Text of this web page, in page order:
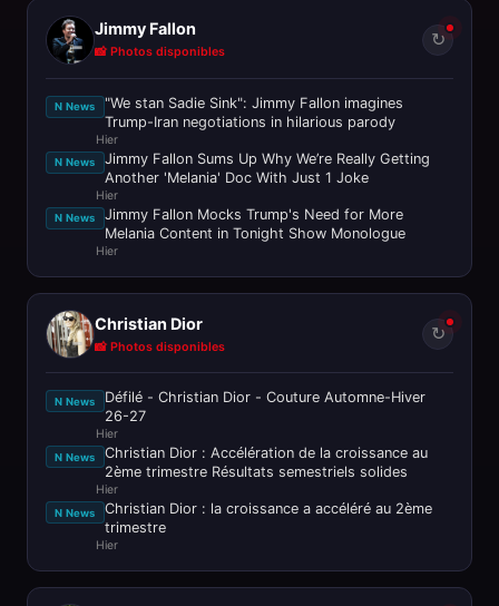
Jimmy Fallon
📸 Photos disponibles
↻
N News
"We stan Sadie Sink": Jimmy Fallon imagines
Trump-Iran negotiations in hilarious parody
Hier
N News
Jimmy Fallon Sums Up Why We’re Really Getting
Another 'Melania' Doc With Just 1 Joke
Hier
N News
Jimmy Fallon Mocks Trump's Need for More
Melania Content in Tonight Show Monologue
Hier
Christian Dior
📸 Photos disponibles
↻
N News
Défilé - Christian Dior - Couture Automne-Hiver
26-27
Hier
N News
Christian Dior : Accélération de la croissance au
2ème trimestre Résultats semestriels solides
Hier
N News
Christian Dior : la croissance a accéléré au 2ème
trimestre
Hier